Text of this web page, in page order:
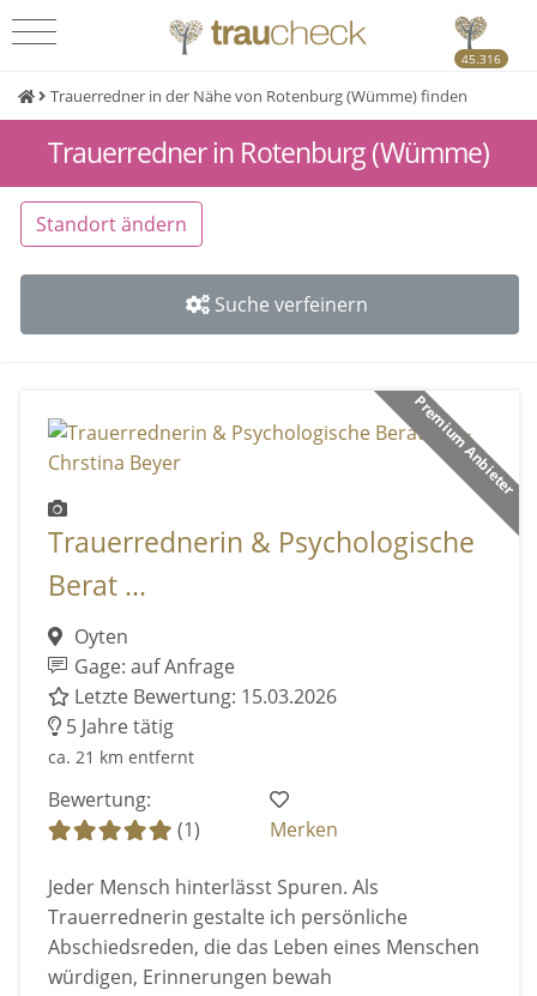
45.316
Trauerredner in der Nähe von Rotenburg (Wümme) finden
Trauerredner in Rotenburg (Wümme)
Standort ändern
Suche verfeinern
Premium Anbieter
Trauerrednerin & Psychologische
Berat ...
Oyten
Gage: auf Anfrage
Letzte Bewertung: 15.03.2026
5 Jahre tätig
ca. 21 km entfernt
Bewertung:
(1)
Merken
Jeder Mensch hinterlässt Spuren. Als
Trauerrednerin gestalte ich persönliche
Abschiedsreden, die das Leben eines Menschen
würdigen, Erinnerungen bewah